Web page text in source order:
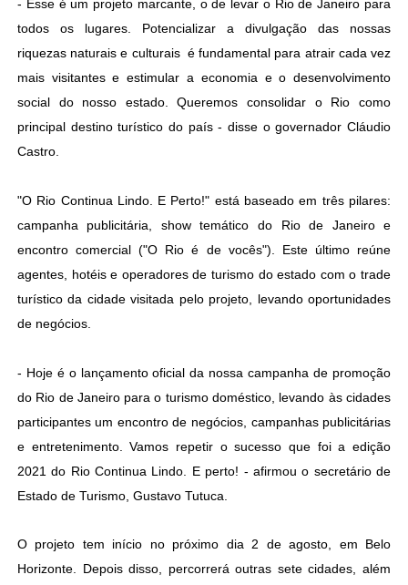
- Esse é um projeto marcante, o de levar o Rio de Janeiro para
todos os lugares. Potencializar a divulgação das nossas
riquezas naturais e culturais é fundamental para atrair cada vez
mais visitantes e estimular a economia e o desenvolvimento
social do nosso estado. Queremos consolidar o Rio como
principal destino turístico do país - disse o governador Cláudio
Castro.
"O Rio Continua Lindo. E Perto!" está baseado em três pilares:
campanha publicitária, show temático do Rio de Janeiro e
encontro comercial ("O Rio é de vocês"). Este último reúne
agentes, hotéis e operadores de turismo do estado com o trade
turístico da cidade visitada pelo projeto, levando oportunidades
de negócios.
- Hoje é o lançamento oficial da nossa campanha de promoção
do Rio de Janeiro para o turismo doméstico, levando às cidades
participantes um encontro de negócios, campanhas publicitárias
e entretenimento. Vamos repetir o sucesso que foi a edição
2021 do Rio Continua Lindo. E perto! - afirmou o secretário de
Estado de Turismo, Gustavo Tutuca.
O projeto tem início no próximo dia 2 de agosto, em Belo
Horizonte. Depois disso, percorrerá outras sete cidades, além